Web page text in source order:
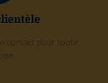
contact pour toute